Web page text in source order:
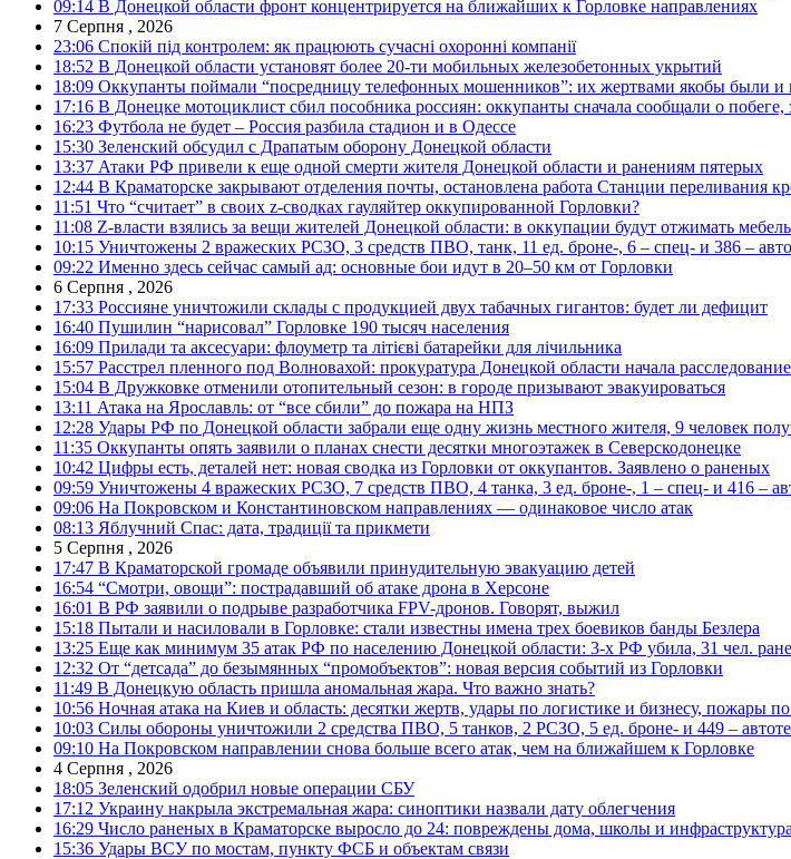
09:14 В Донецкой области фронт концентрируется на ближайших к Горловке направлениях
7 Серпня , 2026
23:06 Спокій під контролем: як працюють сучасні охоронні компанії
18:52 В Донецкой области установят более 20-ти мобильных железобетонных укрытий
18:09 Оккупанты поймали “посредницу телефонных мошенников”: их жертвами якобы были и
17:16 В Донецке мотоциклист сбил пособника россиян: оккупанты сначала сообщали о
16:23 Футбола не будет – Россия разбила стадион и в Одессе
15:30 Зеленский обсудил с Драпатым оборону Донецкой области
13:37 Атаки РФ привели к еще одной смерти жителя Донецкой области и ранениям пятерых
12:44 В Краматорске закрывают отделения почты, остановлена работа Станции переливания
11:51 Что “считает” в своих z-сводках гауляйтер оккупированной Горловки?
11:08 Z-власти взялись за вещи жителей Донецкой области: в оккупации будут отжимать
10:15 Уничтожены 2 вражеских РСЗО, 3 средств ПВО, танк, 11 ед. броне-, 6 – спец- и 386 –
09:22 Именно здесь сейчас самый ад: основные бои идут в 20–50 км от Горловки
6 Серпня , 2026
17:33 Россияне уничтожили склады с продукцией двух табачных гигантов: будет ли дефицит
16:40 Пушилин “нарисовал” Горловке 190 тысяч населения
16:09 Прилади та аксесуари: флоуметр та літієві батарейки для лічильника
15:57 Расстрел пленного под Волновахой: прокуратура Донецкой области начала расследование
15:04 В Дружковке отменили отопительный сезон: в городе призывают эвакуироваться
13:11 Атака на Ярославль: от “все сбили” до пожара на НПЗ
12:28 Удары РФ по Донецкой области забрали еще одну жизнь местного жителя, 9 человек
11:35 Оккупанты опять заявили о планах снести десятки многоэтажек в Северскодонецке
10:42 Цифры есть, деталей нет: новая сводка из Горловки от оккупантов. Заявлено о раненых
09:59 Уничтожены 4 вражеских РСЗО, 7 средств ПВО, 4 танка, 3 ед. броне-, 1 – спец- и 416 –
09:06 На Покровском и Константиновском направлениях — одинаковое число атак
08:13 Яблучний Спас: дата, традиції та прикмети
5 Серпня , 2026
17:47 В Краматорской громаде объявили принудительную эвакуацию детей
16:54 “Смотри, овощи”: пострадавший об атаке дрона в Херсоне
16:01 В РФ заявили о подрыве разработчика FPV-дронов. Говорят, выжил
15:18 Пытали и насиловали в Горловке: стали известны имена трех боевиков банды Безлера
13:25 Еще как минимум 35 атак РФ по населению Донецкой области: 3-х РФ убила, 31 чел.
12:32 От “детсада” до безымянных “промобъектов”: новая версия событий из Горловки
11:49 В Донецкую область пришла аномальная жара. Что важно знать?
10:56 Ночная атака на Киев и область: десятки жертв, удары по логистике и бизнесу, пожары
10:03 Силы обороны уничтожили 2 средства ПВО, 5 танков, 2 РСЗО, 5 ед. броне- и 449 –
09:10 На Покровском направлении снова больше всего атак, чем на ближайшем к Горловке
4 Серпня , 2026
18:05 Зеленский одобрил новые операции СБУ
17:12 Украину накрыла экстремальная жара: синоптики назвали дату облегчения
16:29 Число раненых в Краматорске выросло до 24: повреждены дома, школы и инфраструктура
15:36 Удары ВСУ по мостам, пункту ФСБ и объектам связи